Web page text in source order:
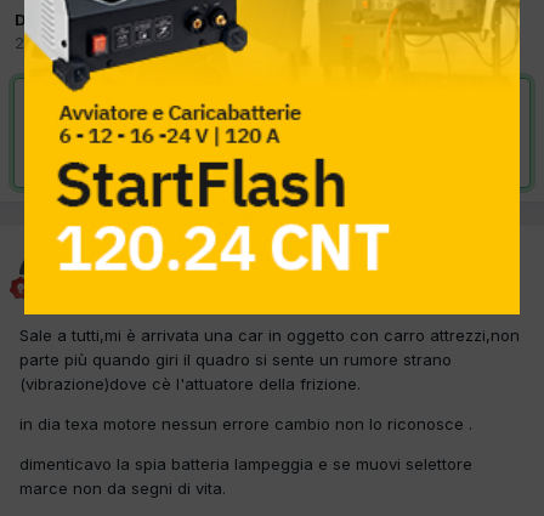
Da autoronzoni
24 Febbraio 2012in Trasmissione
VAI ALLA SOLUZIONE
Risolta da autoronzoni, 28 Febbraio 2012
autoronzoni
Sale a tutti,mi è arrivata una car in oggetto con carro attrezzi,non
parte più quando giri il quadro si sente un rumore strano
(vibrazione)dove cè l'attuatore della frizione.
in dia texa motore nessun errore cambio non lo riconosce .
dimenticavo la spia batteria lampeggia e se muovi selettore
marce non da segni di vita.